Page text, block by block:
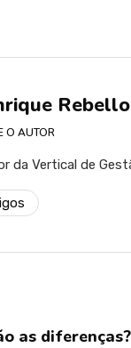
Rebello
O AUTOR
da Vertical de
as diferenças?